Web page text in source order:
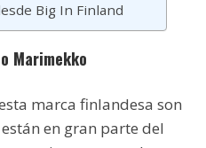
Big In Finland
Marimekko
marca finlandesa son
en gran parte del